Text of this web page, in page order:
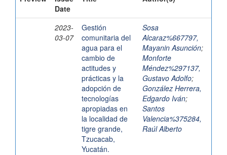
Date
2023-
03-07
Gestión
comunitaria del
agua para el
cambio de
actitudes y
prácticas y la
adopción de
tecnologías
apropiadas en
la localidad de
tigre grande,
Tzucacab,
Yucatán.
Sosa
Alcaraz%667797,
Mayanin Asunción;
Monforte
Méndez%297137,
Gustavo Adolfo;
González Herrera,
Edgardo Iván;
Santos
Valencia%375284,
Raúl Alberto